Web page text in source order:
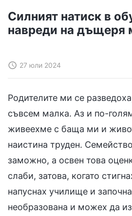
Силният натиск в
навреди на дъщеря
27 юли 2024
Родителите ми се
съвсем малка. Аз и по-
живеехме с баща ми и
наистина труден.
заможно, а освен това
слаби, затова, когато
напуснах училище и
необразована и можех да